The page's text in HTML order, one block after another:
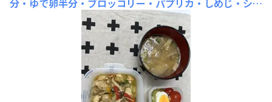
分・ゆで卵半分・ブロッコリー・パプリカ・しめじ・シー
フードミックス・鶏ムネ肉亜鉛を意識してオイスターソー
スで味付けしました🦪